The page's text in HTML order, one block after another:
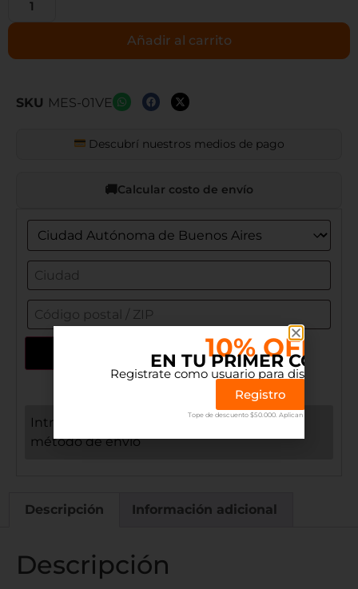
Añadir al carrito
SKU MES-01VE
Descubrí nuestros medios de pago
Calcular costo de envío
Actualizar dirección
Introduce tu ubicación para obtener el
método de envío
Descripción Información adicional
Descripción
10% OFF
EN TU PRIMER
Registrate como usuario para disfrutar el
Registro
Tope de descuento $50.000. Aplican terminos.